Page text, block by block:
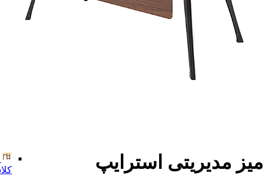
میز مدیریتی استرایپ